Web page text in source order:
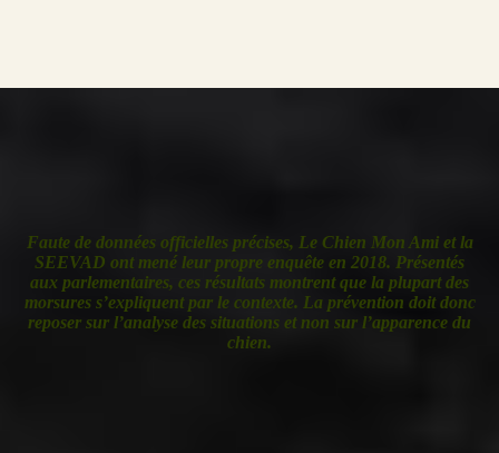
Faute de données officielles précises, Le Chien Mon Ami et la
SEEVAD ont mené leur propre enquête en 2018. Présentés
aux parlementaires, ces résultats montrent que la plupart des
morsures s’expliquent par le contexte. La prévention doit donc
reposer sur l’analyse des situations et non sur l’apparence du
chien.